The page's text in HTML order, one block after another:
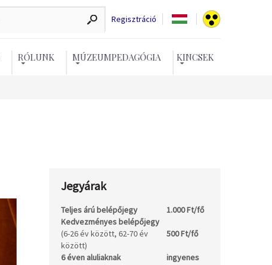
Regisztráció
RÓLUNK MÚZEUMPEDAGÓGIA KINCSEK
Jegyárak
Teljes árú belépőjegy
1.000 Ft/fő
Kedvezményes belépőjegy
(6-26 év között, 62-70 év
között)
500 Ft/fő
6 éven aluliaknak
ingyenes